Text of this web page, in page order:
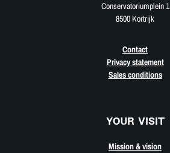
Conservatoriumplein 1
8500 Kortrijk
Contact
Privacy statement
Sales conditions
YOUR VISIT
Mission & vision